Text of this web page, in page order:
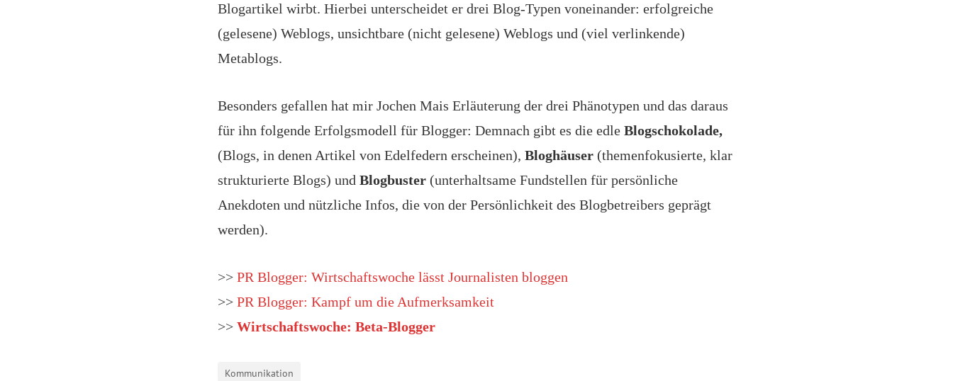
Blogartikel wirbt. Hierbei unterscheidet er drei Blog-Typen voneinander: erfolgreiche
(gelesene) Weblogs, unsichtbare (nicht gelesene) Weblogs und (viel verlinkende)
Metablogs.
Besonders gefallen hat mir Jochen Mais Erläuterung der drei Phänotypen und das daraus
für ihn folgende Erfolgsmodell für Blogger: Demnach gibt es die edle Blogschokolade,
(Blogs, in denen Artikel von Edelfedern erscheinen), Bloghäuser (themenfokusierte, klar
strukturierte Blogs) und Blogbuster (unterhaltsame Fundstellen für persönliche
Anekdoten und nützliche Infos, die von der Persönlichkeit des Blogbetreibers geprägt
werden).
>> PR Blogger: Wirtschaftswoche lässt Journalisten bloggen
>> PR Blogger: Kampf um die Aufmerksamkeit
>> Wirtschaftswoche: Beta-Blogger
Kommunikation